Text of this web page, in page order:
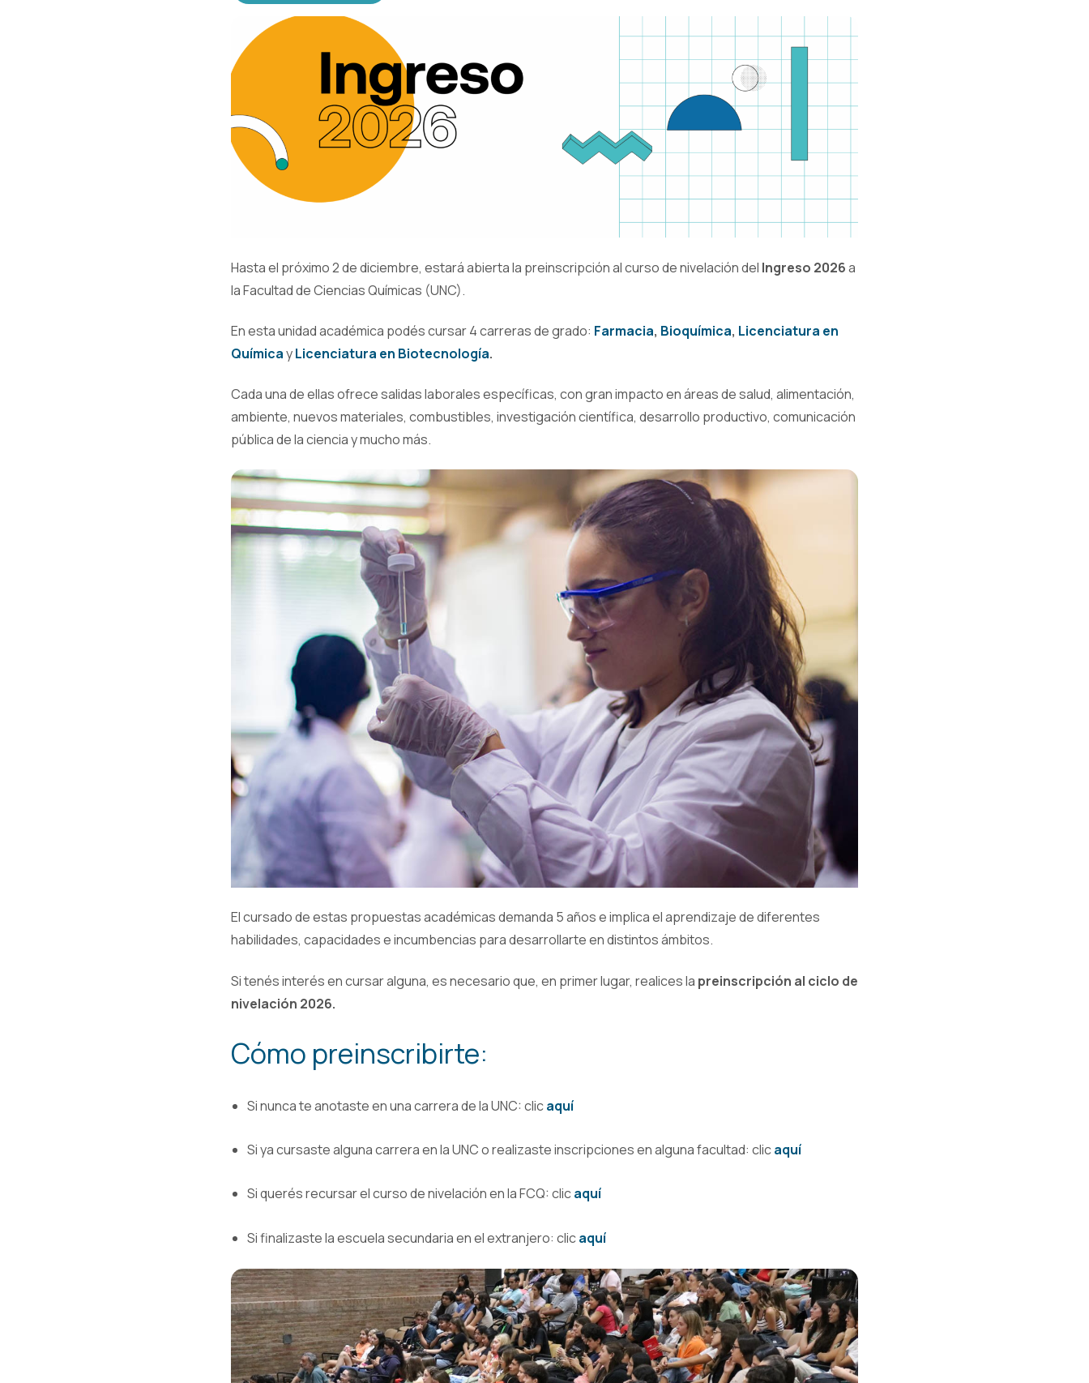
Hasta el próximo 2 de diciembre, estará abierta la preinscripción al curso de nivelación del Ingreso 2026a
la Facultad de Ciencias Químicas (UNC).
En esta unidad académica podés cursar 4 carreras de grado: Farmacia, Bioquímica, Licenciatura en
QuímicayLicenciatura en Biotecnología.
Cada una de ellas ofrece salidas laborales específicas, con gran impacto en áreas de salud, alimentación,
ambiente, nuevos materiales, combustibles, investigación científica, desarrollo productivo, comunicación
pública de la ciencia y mucho más.
El cursado de estas propuestas académicas demanda 5 años e implica el aprendizaje de diferentes
habilidades, capacidades e incumbencias para desarrollarte en distintos ámbitos.
Si tenés interés en cursar alguna, es necesario que, en primer lugar, realices la preinscripción al ciclo de
nivelación 2026.
Cómo preinscribirte:
Si nunca te anotaste en una carrera de la UNC: clicaquí
Si ya cursaste alguna carrera en la UNC o realizaste inscripciones en alguna facultad: clicaquí
Si querés recursar el curso de nivelación en la FCQ: clicaquí
Si finalizaste la escuela secundaria en el extranjero: clicaquí